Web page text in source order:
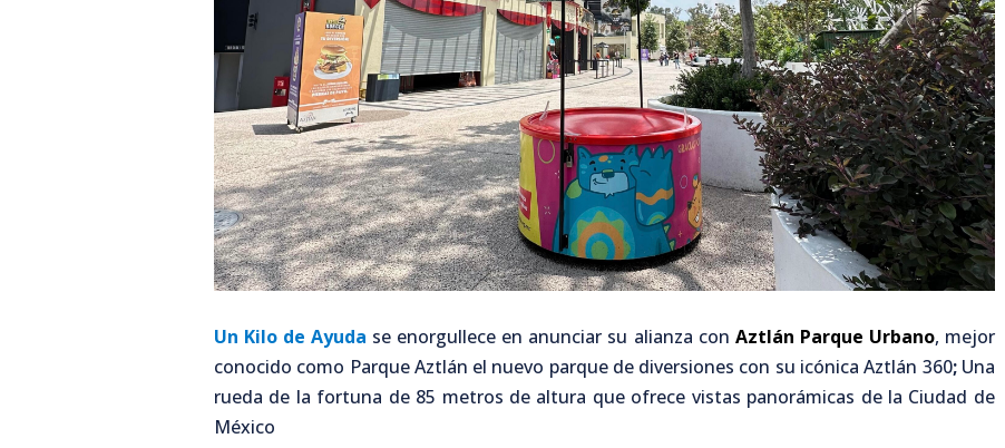
Un Kilo de Ayuda se enorgullece en anunciar su alianza con Aztlán Parque Urbano, mejor
conocido como Parque Aztlán el nuevo parque de diversiones con su icónica Aztlán 360;Una
rueda de la fortuna de 85 metros de altura que ofrece vistas panorámicas de la Ciudad de
México